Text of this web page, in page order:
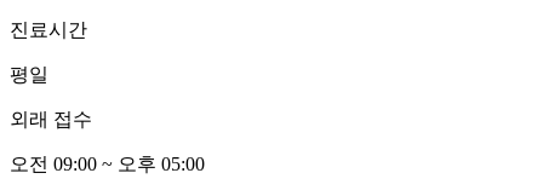
진료시간
평일
외래 접수
오전 09:00 ~ 오후 05:00